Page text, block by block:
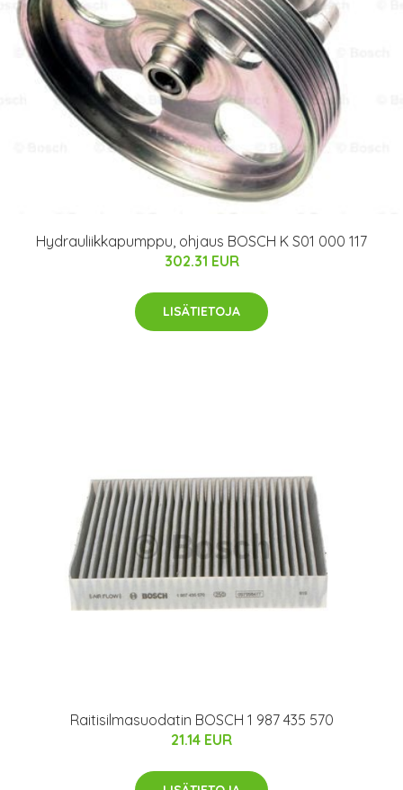
Hydrauliikkapumppu, ohjaus BOSCH K S01 000 117
302.31 EUR
LISÄTIETOJA
Raitisilmasuodatin BOSCH 1 987 435 570
21.14 EUR